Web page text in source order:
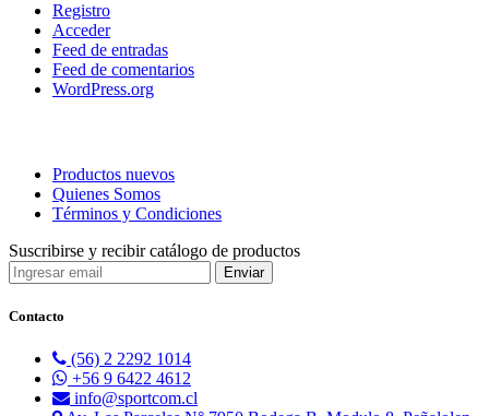
Registro
Acceder
Feed de entradas
Feed de comentarios
WordPress.org
Productos nuevos
Quienes Somos
Términos y Condiciones
Suscribirse y recibir catálogo de productos
Contacto
(56) 2 2292 1014
+56 9 6422 4612
info@sportcom.cl